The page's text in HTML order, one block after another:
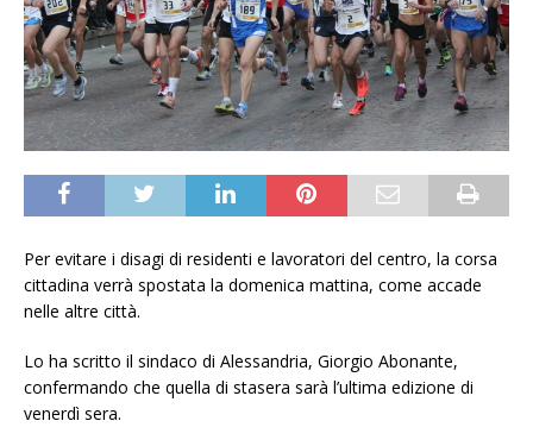
Per evitare i disagi di residenti e lavoratori del centro, la corsa
cittadina verrà spostata la domenica mattina, come accade
nelle altre città.
Lo ha scritto il sindaco di Alessandria, Giorgio Abonante,
confermando che quella di stasera sarà l’ultima edizione di
venerdì sera.